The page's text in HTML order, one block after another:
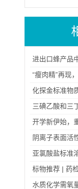
“瘦肉精”再现
三碘乙酸和三
开学新伊始，
阴离子表面活
亚氯酸盐标准
水质化学需氧